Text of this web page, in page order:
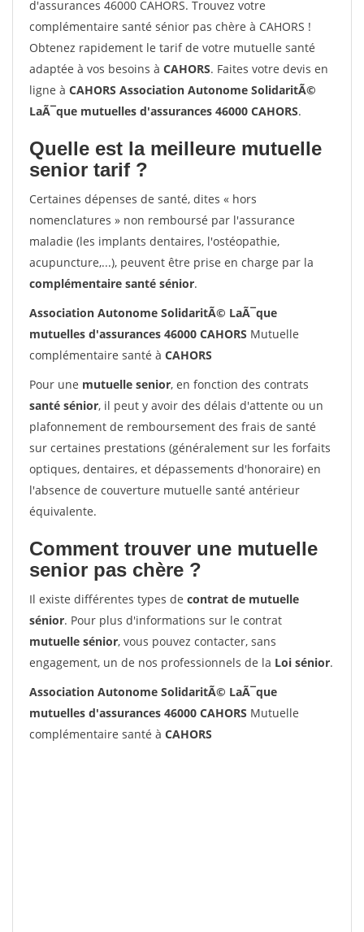
d'assurances 46000 CAHORS. Trouvez votre
complémentaire santé sénior pas chère à CAHORS !
Obtenez rapidement le tarif de votre mutuelle santé
adaptée à vos besoins à CAHORS. Faites votre devis en
ligne à CAHORS Association Autonome SolidaritÃ©
LaÃ¯que mutuelles d'assurances 46000 CAHORS.
Quelle est la meilleure mutuelle
senior tarif ?
Certaines dépenses de santé, dites « hors
nomenclatures » non remboursé par l'assurance
maladie (les implants dentaires, l'ostéopathie,
acupuncture,...), peuvent être prise en charge par la
complémentaire santé sénior.
Association Autonome SolidaritÃ© LaÃ¯que
mutuelles d'assurances 46000 CAHORS Mutuelle
complémentaire santé à CAHORS
Pour une mutuelle senior, en fonction des contrats
santé sénior, il peut y avoir des délais d'attente ou un
plafonnement de remboursement des frais de santé
sur certaines prestations (généralement sur les forfaits
optiques, dentaires, et dépassements d'honoraire) en
l'absence de couverture mutuelle santé antérieur
équivalente.
Comment trouver une mutuelle
senior pas chère ?
Il existe différentes types de contrat de mutuelle
sénior. Pour plus d'informations sur le contrat
mutuelle sénior, vous pouvez contacter, sans
engagement, un de nos professionnels de la Loi sénior.
Association Autonome SolidaritÃ© LaÃ¯que
mutuelles d'assurances 46000 CAHORS Mutuelle
complémentaire santé à CAHORS